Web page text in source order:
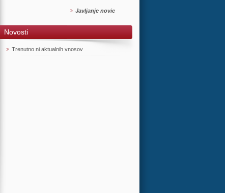
Javljanje novic
Novosti
Trenutno ni aktualnih vnosov